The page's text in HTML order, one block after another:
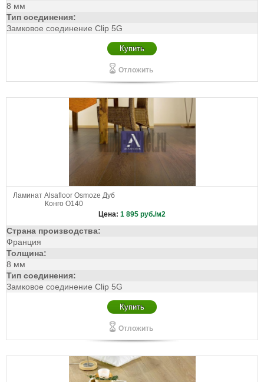
8 мм
Тип соединения:
Замковое соединение Clip 5G
Купить
Отложить
Ламинат Alsafloor Osmoze Дуб
Конго О140
Цена: 1 895 руб./м2
Страна производства:
Франция
Толщина:
8 мм
Тип соединения:
Замковое соединение Clip 5G
Купить
Отложить